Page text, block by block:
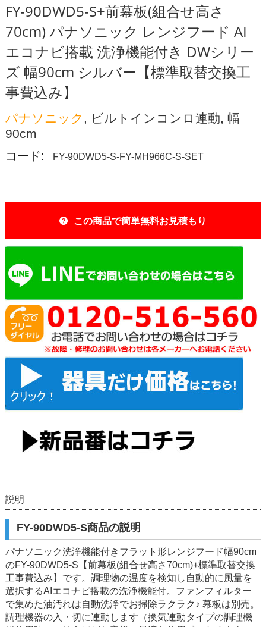
FY-90DWD5-S+前幕板(組合せ高さ
70cm) パナソニック レンジフード AI
エコナビ搭載 洗浄機能付き DWシリー
ズ 幅90cm シルバー【標準取替交換工
事費込み】
パナソニック , ビルトインコンロ連動, 幅
90cm
コード: FY-90DWD5-S-FY-MH966C-S-SET
この商品で簡単無料お見積もり
説明
FY-90DWD5-S商品の説明
パナソニック洗浄機能付きフラット形レンジフード幅90cm
のFY-90DWD5-S【前幕板(組合せ高さ70cm)+標準取替交換
工事費込み】です。調理物の温度を検知し自動的に風量を
選択するAIエコナビ搭載の洗浄機能付。ファンフィルター
で集めた油汚れは自動洗浄でお掃除ラクラク♪ 幕板は別売。
調理機器の入・切に連動します（換気連動タイプの調理機